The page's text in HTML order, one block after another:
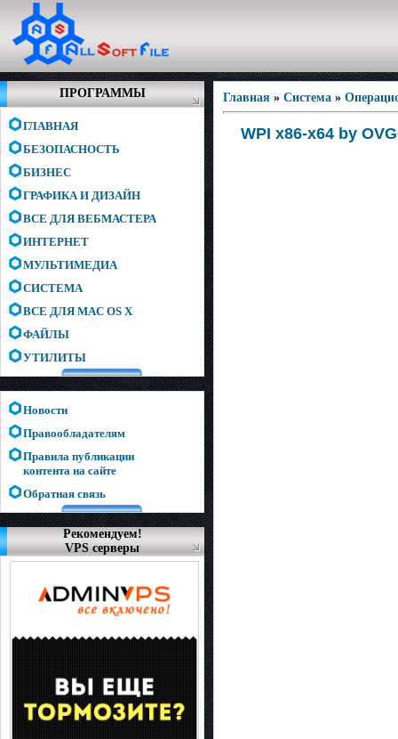
ПРОГРАММЫ
ГЛАВНАЯ
БЕЗОПАСНОСТЬ
БИЗНЕС
ГРАФИКА И ДИЗАЙН
ВСЕ ДЛЯ ВЕБМАСТЕРА
ИНТЕРНЕТ
МУЛЬТИМЕДИА
СИСТЕМА
ВСЕ ДЛЯ MAC OS X
ФАЙЛЫ
УТИЛИТЫ
Новости
Правообладателям
Правила публикации
контента на сайте
Обратная связь
Рекомендуем!
VPS серверы
Главная » Система »
WPI x86-x64 by